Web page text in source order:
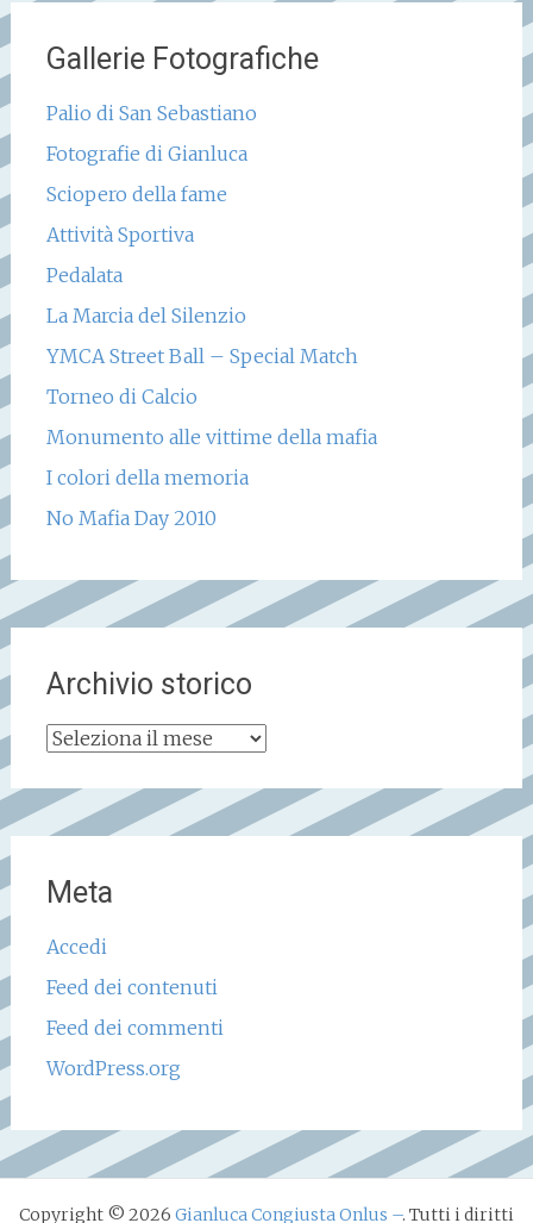
Gallerie Fotografiche
Palio di San Sebastiano
Fotografie di Gianluca
Sciopero della fame
Attività Sportiva
Pedalata
La Marcia del Silenzio
YMCA Street Ball – Special Match
Torneo di Calcio
Monumento alle vittime della mafia
I colori della memoria
No Mafia Day 2010
Archivio storico
Archivio
Meta
Accedi
Feed dei contenuti
Feed dei commenti
WordPress.org
Copyright © 2026 Gianluca Congiusta Onlus –. Tutti i diritti